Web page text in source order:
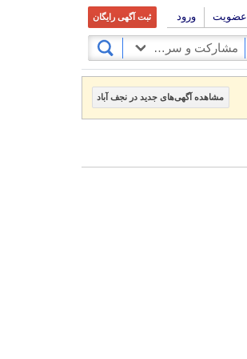
عضویت ورود ثبت آگهی رایگان
مشارکت و سرمایه گذاری
مشاهده آگهی‌های جدید در نجف آباد